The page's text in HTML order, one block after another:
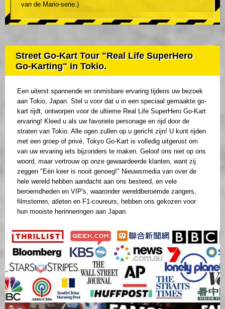
van de Mario-serie.)
Street Go-Kart Tour "Real Life SuperHero
Go-Karting" in Tokio.
Een uiterst spannende en onmisbare ervaring tijdens uw bezoek
aan Tokio, Japan. Stel u voor dat u in een speciaal gemaakte go-
kart rijdt, ontworpen voor de ultieme Real Life SuperHero Go-Kart
ervaring! Kleed u als uw favoriete personage en rijd door de
straten van Tokio. Alle ogen zullen op u gericht zijn! U kunt rijden
met een groep of privé, Tokyo Go-Kart is volledig uitgerust om
van uw ervaring iets bijzonders te maken. Geloof ons niet op ons
woord, maar vertrouw op onze gewaardeerde klanten, want zij
zeggen "Eén keer is nooit genoeg!" Nieuwsmedia van over de
hele wereld hebben aandacht aan ons besteed, en vele
beroemdheden en VIP's, waaronder wereldberoemde zangers,
filmsterren, atleten en F1-coureurs, hebben ons gekozen voor
hun mooiste herinneringen aan Japan.